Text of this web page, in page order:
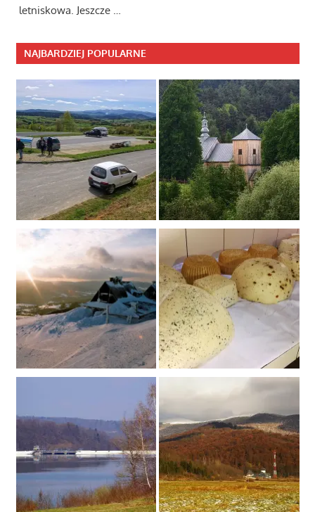
letniskowa. Jeszcze …
NAJBARDZIEJ POPULARNE